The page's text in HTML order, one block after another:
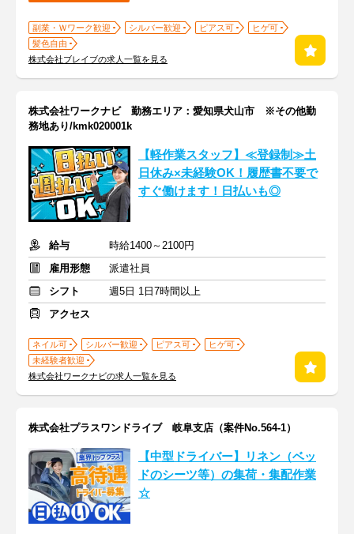
副業・Ｗワーク歓迎 シルバー歓迎 ピアス可
ヒゲ可
髪色自由
株式会社ブレイブの求人一覧を見る
株式会社ワークナビ 勤務エリア：愛知県犬山市 ※その他勤
務地あり/kmk020001k
【軽作業スタッフ】≪登録制≫土
日休み×未経験OK！履歴書不要で
すぐ働けます！日払いも◎
給与
時給1400～2100円
雇用形態
派遣社員
シフト
週5日 1日7時間以上
アクセス
ネイル可 シルバー歓迎 ピアス可
ヒゲ可
未経験者歓迎
株式会社ワークナビの求人一覧を見る
株式会社プラスワンドライブ 岐阜支店（案件No.564-1）
【中型ドライバー】リネン（ベッ
ドのシーツ等）の集荷・集配作業
☆